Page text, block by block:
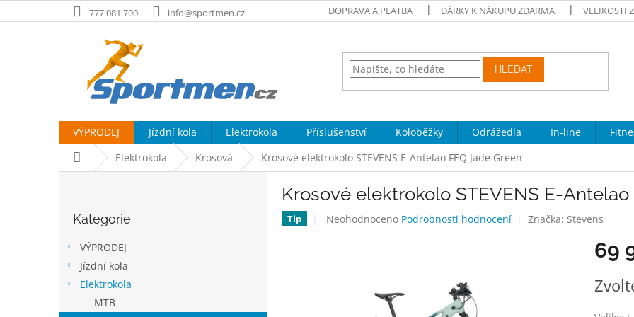
na
777 081 700 info@sportmen.cz DOPRAVA A PLATBA DÁRKY K NÁKUPU ZDARMA VELIKOSTI
HLEDAT
VÝPRODEJ Jízdní kola Elektrokola Příslušenství Koloběžky Odrážedla In-line
Domů Elektrokola Krosová Krosové elektrokolo STEVENS E-Antelao FEQ Jade Green
kategorie
Kategorie
VÝPRODEJ
Jízdní kola
Elektrokola
MTB
Krosové elektrokolo STEVENS E-Antelao
Tip
Průměrné
Neohodnoceno Podrobnosti hodnocení Značka: Stevens
69
cena: